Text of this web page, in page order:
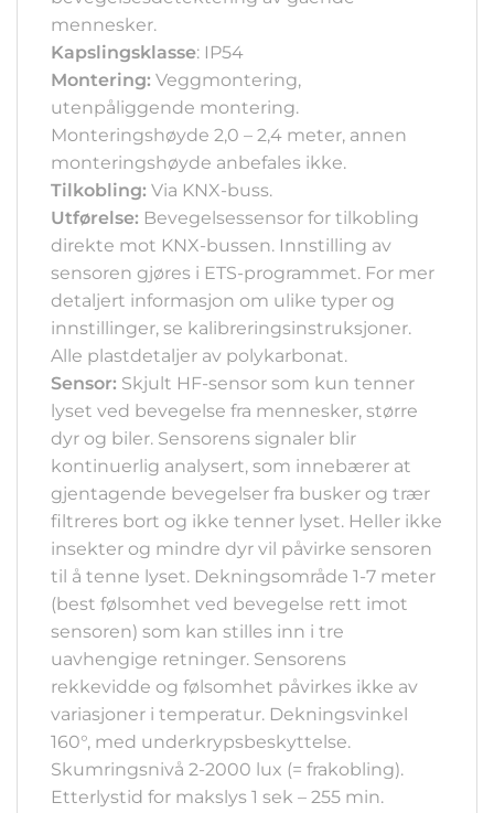
mennesker.
Kapslingsklasse: IP54
Montering: Veggmontering,
utenpåliggende montering.
Monteringshøyde 2,0 – 2,4 meter, annen
monteringshøyde anbefales ikke.
Tilkobling: Via KNX-buss.
Utførelse: Bevegelsessensor for tilkobling
direkte mot KNX-bussen. Innstilling av
sensoren gjøres i ETS-programmet. For mer
detaljert informasjon om ulike typer og
innstillinger, se kalibreringsinstruksjoner.
Alle plastdetaljer av polykarbonat.
Sensor: Skjult HF-sensor som kun tenner
lyset ved bevegelse fra mennesker, større
dyr og biler. Sensorens signaler blir
kontinuerlig analysert, som innebærer at
gjentagende bevegelser fra busker og trær
filtreres bort og ikke tenner lyset. Heller ikke
insekter og mindre dyr vil påvirke sensoren
til å tenne lyset. Dekningsområde 1-7 meter
(best følsomhet ved bevegelse rett imot
sensoren) som kan stilles inn i tre
uavhengige retninger. Sensorens
rekkevidde og følsomhet påvirkes ikke av
variasjoner i temperatur. Dekningsvinkel
160°, med underkrypsbeskyttelse.
Skumringsnivå 2-2000 lux (= frakobling).
Etterlystid for makslys 1 sek – 255 min.